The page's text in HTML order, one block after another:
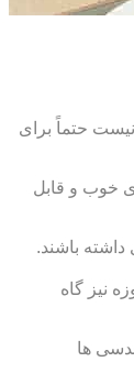
حتماً برای
خوب و قابل
باشند.
نیز گاه
ها